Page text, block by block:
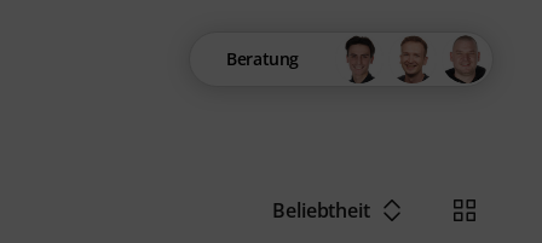
Beratung
Beliebtheit